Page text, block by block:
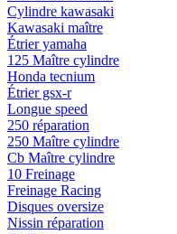
Cylindre kawasaki
Kawasaki maître
Étrier yamaha
125 Maître cylindre
Honda tecnium
Étrier gsx-r
Longue speed
250 réparation
250 Maître cylindre
Cb Maître cylindre
10 Freinage
Freinage Racing
Disques oversize
Nissin réparation